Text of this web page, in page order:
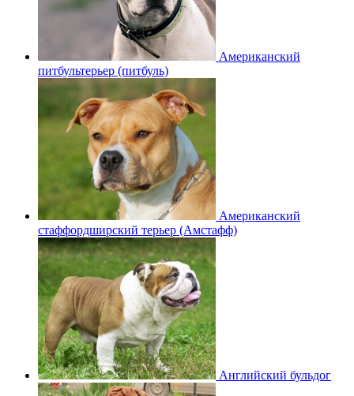
Американский
питбультерьер (питбуль)
Американский
стаффордширский терьер (Амстафф)
Английский бульдог